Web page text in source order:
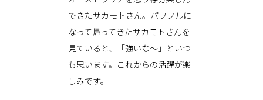
できたサカモトさん。パワフルに
なって帰ってきたサカモトさんを
見ていると、「強いな～」といつ
も思います。これからの活躍が楽
しみです。